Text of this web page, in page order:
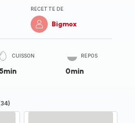
RECETTE DE
Bigmox
CUISSON REPOS
0min